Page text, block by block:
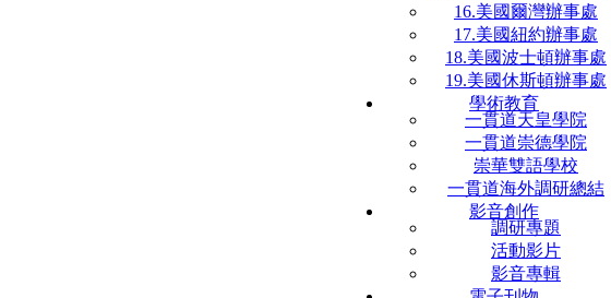
16.美國爾灣辦事處
17.美國紐約辦事處
18.美國波士頓辦事處
19.美國休斯頓辦事處
學術教育
一貫道天皇學院
一貫道崇德學院
崇華雙語學校
一貫道海外調研總結
影音創作
調研專題
活動影片
影音專輯